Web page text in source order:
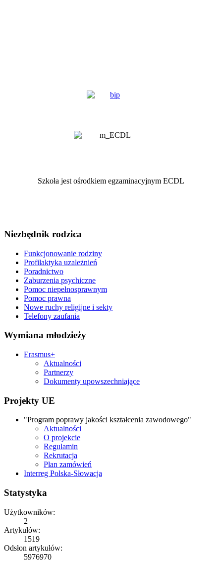
Szkoła jest ośrodkiem egzaminacyjnym ECDL
Niezbędnik rodzica
Funkcjonowanie rodziny
Profilaktyka uzależnień
Poradnictwo
Zaburzenia psychiczne
Pomoc niepełnosprawnym
Pomoc prawna
Nowe ruchy religijne i sekty
Telefony zaufania
Wymiana młodzieży
Erasmus+
Aktualności
Partnerzy
Dokumenty upowszechniające
Projekty UE
"Program poprawy jakości kształcenia zawodowego"
Aktualności
O projekcie
Regulamin
Rekrutacja
Plan zamówień
Interreg Polska-Słowacja
Statystyka
Użytkowników:
2
Artykułów:
1519
Odsłon artykułów:
5976970